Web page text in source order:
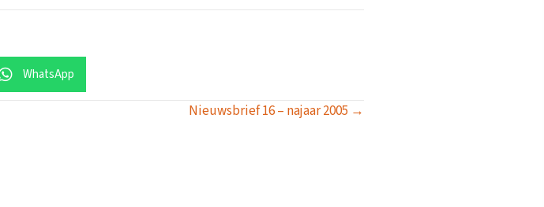
WhatsApp
Nieuwsbrief 16 – najaar 2005 →